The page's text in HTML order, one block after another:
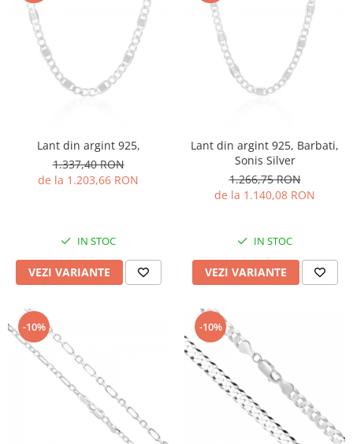
Lant din argint 925,
1.337,40 RON
de la 1.203,66 RON
IN STOC
VEZI VARIANTE
Lant din argint 925, Barbati,
Sonis Silver
1.266,75 RON
de la 1.140,08 RON
IN STOC
VEZI VARIANTE
-10% -10%